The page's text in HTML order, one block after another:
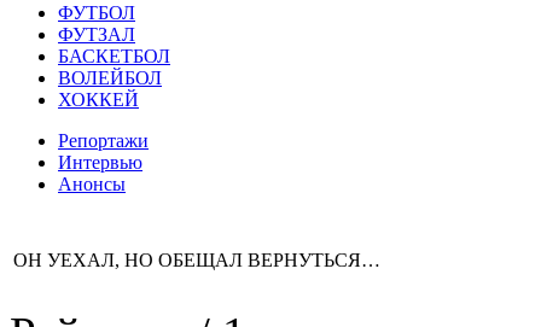
ФУТБОЛ
ФУТЗАЛ
БАСКЕТБОЛ
ВОЛЕЙБОЛ
ХОККЕЙ
Репортажи
Интервью
Анонсы
ОН УЕХАЛ, НО ОБЕЩАЛ ВЕРНУТЬСЯ…